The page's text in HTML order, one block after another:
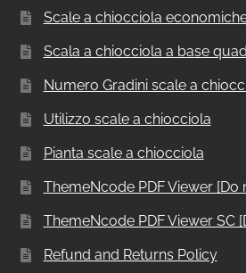
Scale a chiocciola
Scala a chiocciola a base
Numero Gradini scale a
Utilizzo scale a chiocciola
Pianta scale a chiocciola
ThemeNcode PDF Viewer [Do
ThemeNcode PDF Viewer SC
Refund and Returns Policy